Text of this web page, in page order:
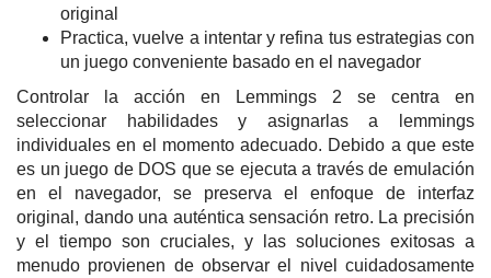
original
Practica, vuelve a intentar y refina tus estrategias con
un juego conveniente basado en el navegador
Controlar la acción en Lemmings 2 se centra en
seleccionar habilidades y asignarlas a lemmings
individuales en el momento adecuado. Debido a que este
es un juego de DOS que se ejecuta a través de emulación
en el navegador, se preserva el enfoque de interfaz
original, dando una auténtica sensación retro. La precisión
y el tiempo son cruciales, y las soluciones exitosas a
menudo provienen de observar el nivel cuidadosamente